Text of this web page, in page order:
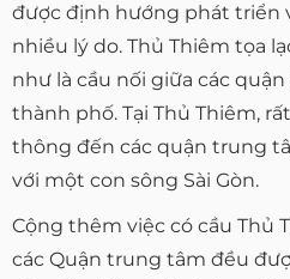
được định hướng phát triển
nhiều lý do. Thủ Thiêm tọa
như là cầu nối giữa các
thành phố. Tại Thủ Thiêm,
thông đến các quận trung
với một con sông Sài Gòn.
Cộng thêm việc có cầu Thủ
các Quận trung tâm đều